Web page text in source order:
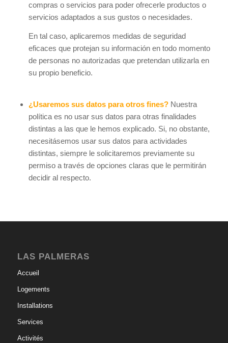
compras o servicios para poder ofrecerle productos o
servicios adaptados a sus gustos o necesidades.
En tal caso, aplicaremos medidas de seguridad
eficaces que protejan su información en todo momento
de personas no autorizadas que pretendan utilizarla en
su propio beneficio.
¿Usaremos sus datos para otros fines?Nuestra
política es no usar sus datos para otras finalidades
distintas a las que le hemos explicado. Si, no obstante,
necesitásemos usar sus datos para actividades
distintas, siempre le solicitaremos previamente su
permiso a través de opciones claras que le permitirán
decidir al respecto.
LAS PALMERAS
Accueil
Logements
Installations
Services
Activités